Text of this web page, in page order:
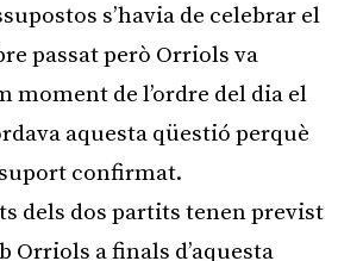
s’havia de celebrar el
passat però Orriols va
moment de l’ordre del dia el
aquesta qüestió perquè
confirmat.
dels dos partits tenen previst
Orriols a finals d’aquesta